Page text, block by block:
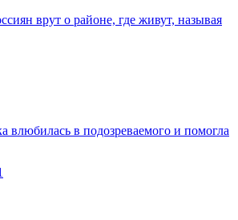
врут о районе, где живут, называя
влюбилась в подозреваемого и помогла